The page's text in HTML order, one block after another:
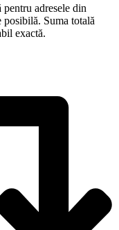
adresele din
posibilă. Suma totală
exactă.